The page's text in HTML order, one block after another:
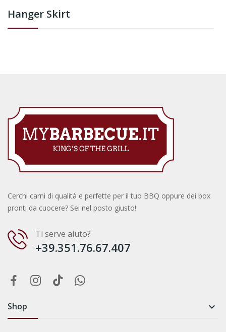
Hanger Skirt
Cerchi carni di qualità e perfette per il tuo BBQ oppure dei box
pronti da cuocere? Sei nel posto giusto!
Ti serve aiuto?
+39.351.76.67.407
Shop 